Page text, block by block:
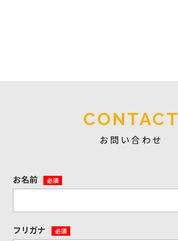
CONTACT
お問い合わせ
お名前 必須
フリガナ 必須